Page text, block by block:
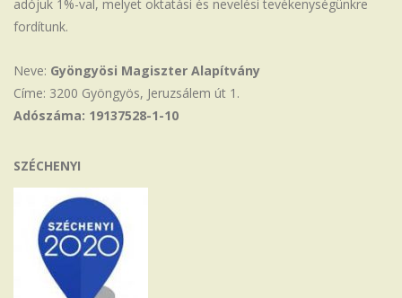
adójuk 1%-val, melyet oktatási és nevelési tevékenységünkre
fordítunk.
Neve: Gyöngyösi Magiszter Alapítvány
Címe: 3200 Gyöngyös, Jeruzsálem út 1.
Adószáma: 19137528-1-10
SZÉCHENYI